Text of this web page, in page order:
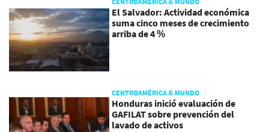
El Salvador: Actividad económica
suma cinco meses de crecimiento
arriba de 4 %
CENTROAMÉRICA & MUNDO
Honduras inició evaluación de
GAFILAT sobre prevención del
lavado de activos